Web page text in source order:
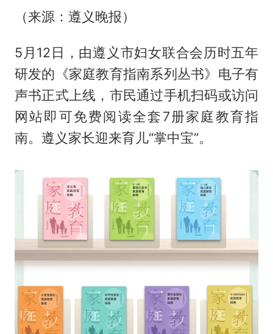
（来源：遵义晚报）
5月12日，由遵义市妇女联合会历时五年
研发的《家庭教育指南系列丛书》电子有
声书正式上线，市民通过手机扫码或访问
网站即可免费阅读全套7册家庭教育指
南。遵义家长迎来育儿“掌中宝”。